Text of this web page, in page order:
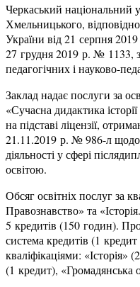
Черкаський національний
Хмельницького,
України від 21 серпня
27 грудня 2019 р. № 1133,
педагогічних і науково-
Заклад надає послуги за
«Сучасна дидактика
на підставі ліцензії,
21.11.2019 р. № 986-л щодо
діяльності у сфері
освітою.
Обсяг освітніх послуг за
Правознавство» та
5 кредитів (150 годин).
система кредитів (1
кваліфікаціями:
(1 кредит), «Громадянська